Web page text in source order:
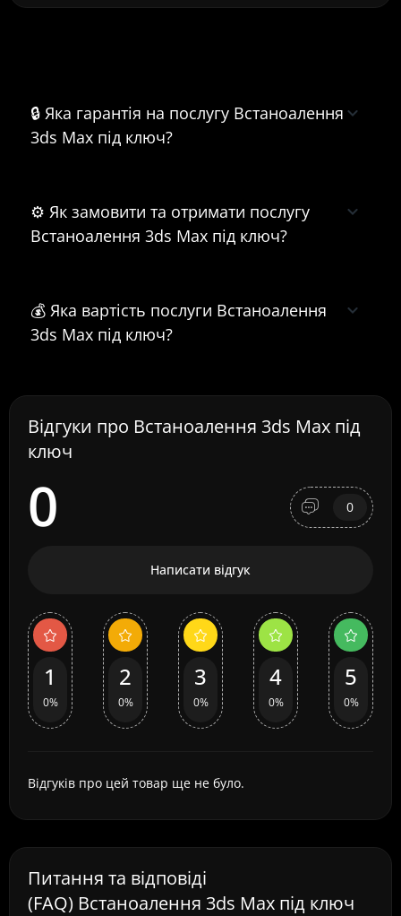
🔒 Яка гарантія на послугу Встаноалення
3ds Max під ключ?
⚙️ Як замовити та отримати послугу
Встаноалення 3ds Max під ключ?
💰 Яка вартість послуги Встаноалення
3ds Max під ключ?
Відгуки про Встаноалення 3ds Max під
ключ
0 0
Написати відгук
1
0%
2
0%
3
0%
4
0%
5
0%
Відгуків про цей товар ще не було.
Питання та відповіді
(FAQ) Встаноалення 3ds Max під ключ